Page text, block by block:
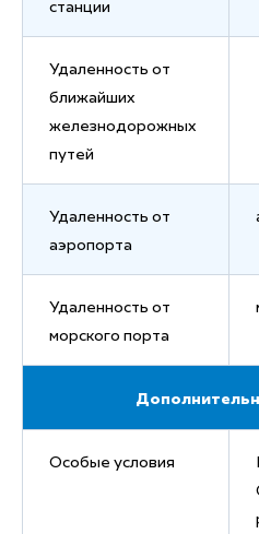
станции
Удаленность от
ближайших
железнодорожных
путей
Удаленность от
аэропорта
Удаленность от
морского порта
Особые условия